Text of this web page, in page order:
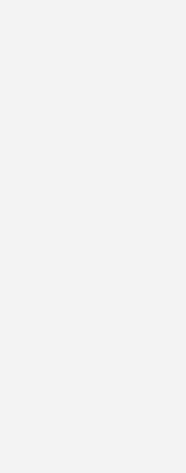
sind
weiter voran?
die
wegen des
untere Teil wird
Steifigkeiten zu und